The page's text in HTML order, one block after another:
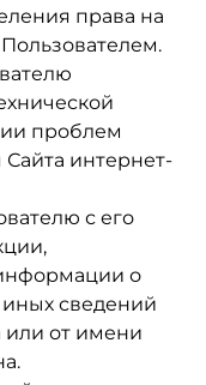
права на
проблем
интернет-
с его
о
иных сведений
или от имени